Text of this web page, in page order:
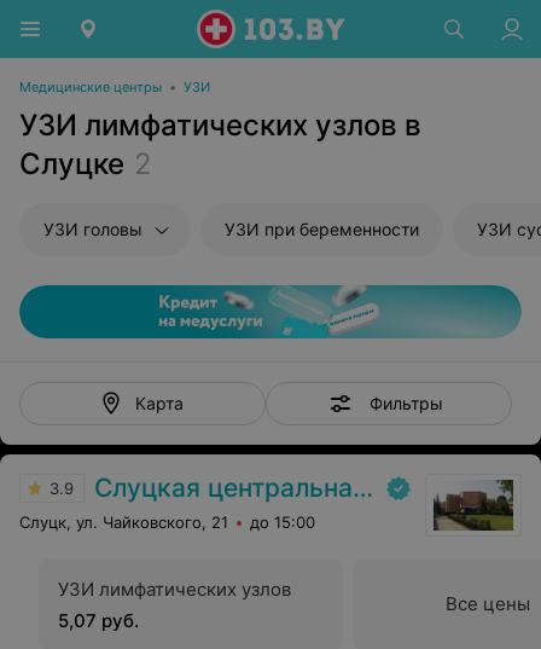
Медицинские центры • УЗИ
УЗИ лимфатических узлов в
Слуцке 2
УЗИ головы УЗИ при беременности УЗИ
Карта Фильтры
3.9 Слуцкая центральная районная больница
Слуцк, ул. Чайковского, 21 до 15:00
УЗИ лимфатических узлов
5,07 руб.
Все цены